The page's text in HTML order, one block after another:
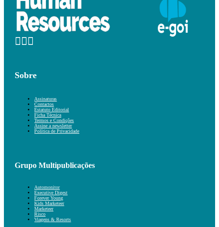
Sobre
Assinaturas
Contactos
Estatuto Editorial
Ficha Técnica
Termos e Condições
Assine a newsletter
Política de Privacidade
Grupo Multipublicações
Automonitor
Executive Digest
Forever Young
Kids Marketeer
Marketeer
Risco
Viagens & Resorts